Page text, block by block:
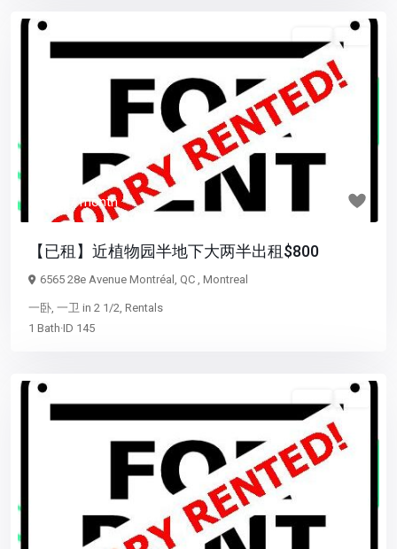
/ month
【已租】近植物园半地下大两半出租$800
6565 28e Avenue Montréal, QC , Montreal
一卧, 一卫 in 2 1/2, Rentals
1 Bath·ID 145